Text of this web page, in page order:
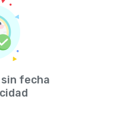
fecha